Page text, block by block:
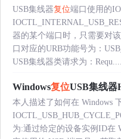
USB集线器复位端口使用的
器的某个端口时，只需要对
口对应的URB功能号为：
USB集线器类请求为：
Windows复位USB集线器
本人描述了如何在 Windows
为:通过给定的设备实例ID在